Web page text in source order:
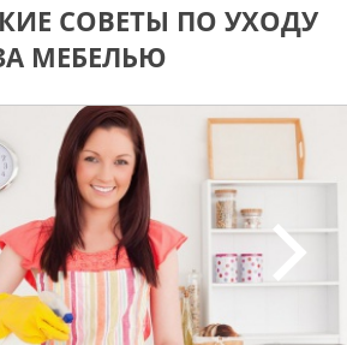
СОВЕТЫ ПО УХОДУ
МЕБЕЛЬЮ